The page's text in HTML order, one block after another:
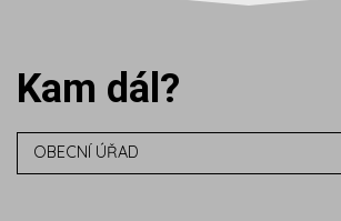
Kam dál?
OBECNÍ ÚŘAD